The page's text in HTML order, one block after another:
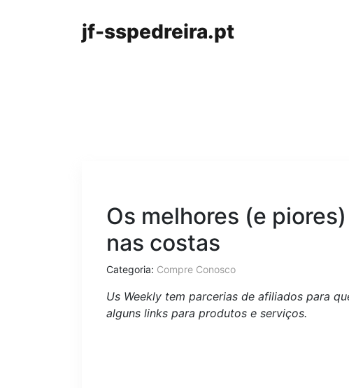
jf-sspedreira.pt
Os melhores (e
nas costas
Categoria: Compre Conosco
Us Weekly tem parcerias de afiliados para
alguns links para produtos e serviços.